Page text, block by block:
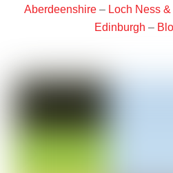
Aberdeenshire– Loch Ness
Edinburgh –